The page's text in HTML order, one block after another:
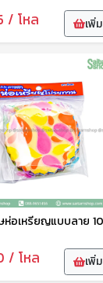
/ โหล เพิ่ม
/ โหล เพิ่ม